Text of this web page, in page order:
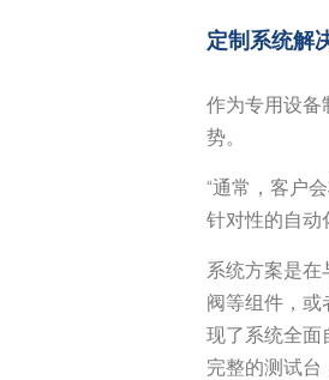
定制系统解
作为专用设备
势。
“通常，客户
针对性的自动
系统方案是
阀等组件，或
现了系统全面
完整的测试台